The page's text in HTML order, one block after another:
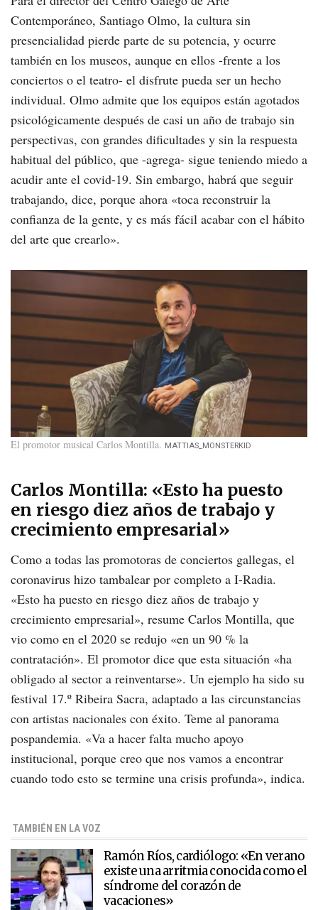
Contemporáneo, Santiago Olmo, la cultura sin
presencialidad pierde parte de su potencia, y ocurre
también en los museos, aunque en ellos -frente a los
conciertos o el teatro- el disfrute pueda ser un hecho
individual. Olmo admite que los equipos están agotados
psicológicamente después de casi un año de trabajo sin
perspectivas, con grandes dificultades y sin la respuesta
habitual del público, que -agrega- sigue teniendo miedo a
acudir ante el covid-19. Sin embargo, habrá que seguir
trabajando, dice, porque ahora «toca reconstruir la
confianza de la gente, y es más fácil acabar con el hábito
del arte que crearlo».
El promotor musical Carlos Montilla MATTIAS_MONSTERKID
Carlos Montilla: «Esto ha puesto
en riesgo diez años de trabajo y
crecimiento empresarial»
Como a todas las promotoras de conciertos gallegas, el
coronavirus hizo tambalear por completo a I-Radia.
«Esto ha puesto en riesgo diez años de trabajo y
crecimiento empresarial», resume Carlos Montilla, que
vio como en el 2020 se redujo «en un 90 % la
contratación». El promotor dice que esta situación «ha
obligado al sector a reinventarse». Un ejemplo ha sido su
festival 17.º Ribeira Sacra, adaptado a las circunstancias
con artistas nacionales con éxito. Teme al panorama
pospandemia. «Va a hacer falta mucho apoyo
institucional, porque creo que nos vamos a encontrar
cuando todo esto se termine una crisis profunda», indica.
TAMBIÉN EN LA VOZ
Ramón Ríos, cardiólogo: «En verano
existe una arritmia conocida como el
síndrome del corazón de
vacaciones»